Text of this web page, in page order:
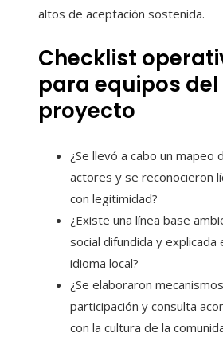
altos de aceptación sostenida.
Checklist
para equipos del
proyecto
¿Se llevó a cabo un mapeo
actores y se reconocieron
con legitimidad?
¿Existe una línea base
social difundida y explicada
idioma local?
¿Se elaboraron
participación y consulta
con la cultura de la